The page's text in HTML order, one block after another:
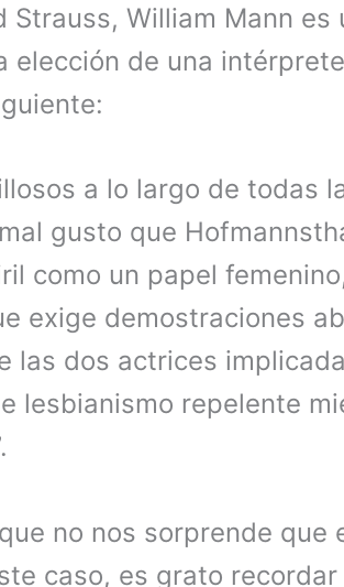
William Mann es
elección de una intérprete
a lo largo de todas
gusto que
como un papel
exige demostraciones
las dos actrices
lesbianismo repelente
no nos sorprende que
caso, es grato recordar